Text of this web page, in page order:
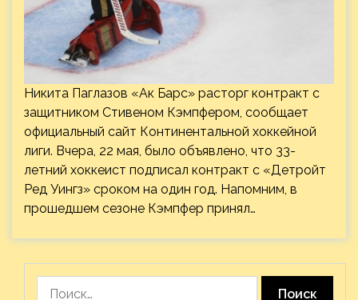
Никита Паглазов «Ак Барс» расторг контракт с
защитником Стивеном Кэмпфером, сообщает
официальный сайт Континентальной хоккейной
лиги. Вчера, 22 мая, было объявлено, что 33-
летний хоккеист подписал контракт с «Детройт
Ред Уингз» сроком на один год. Напомним, в
прошедшем сезоне Кэмпфер принял…